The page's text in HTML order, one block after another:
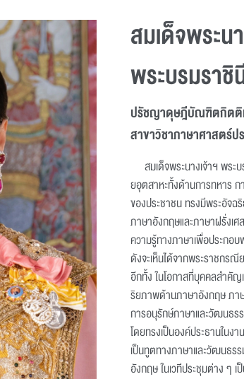
สมเด็จพระ
พระบรมราชิ
ปรัชญาดุษฎีบัณฑิตกิต
สาขาวิชาภาษาศาสตร์ป
สมเด็จพระนางเจ้าฯ พร
ยอุตสาหะทั้งด้านการทหาร
ของประชาชน ทรงมีพระอัจฉ
ภาษาอังกฤษและภาษาฝรั่งเศ
ความรู้ทางภาษาเพื่อประก
ดังจะเห็นได้จากพระราชกรณี
อีกทั้ง ในโอกาสที่บุคคลสำคัญ
ริยภาพด้านภาษาอังกฤษ ภา
การอนุรักษ์ภาษาและวัฒนธร
โดยทรงเป็นองค์ประธานใน
เป็นทูตทางภาษาและวัฒนธร
อังกฤษ ในเวทีประชุมต่าง ๆ เ